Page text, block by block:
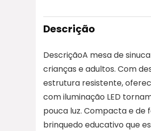
Descrição
DescriçãoA mesa de
crianças e adultos. Com
estrutura resistente,
com iluminação LED
pouca luz. Compacta e de
brinquedo educativo que